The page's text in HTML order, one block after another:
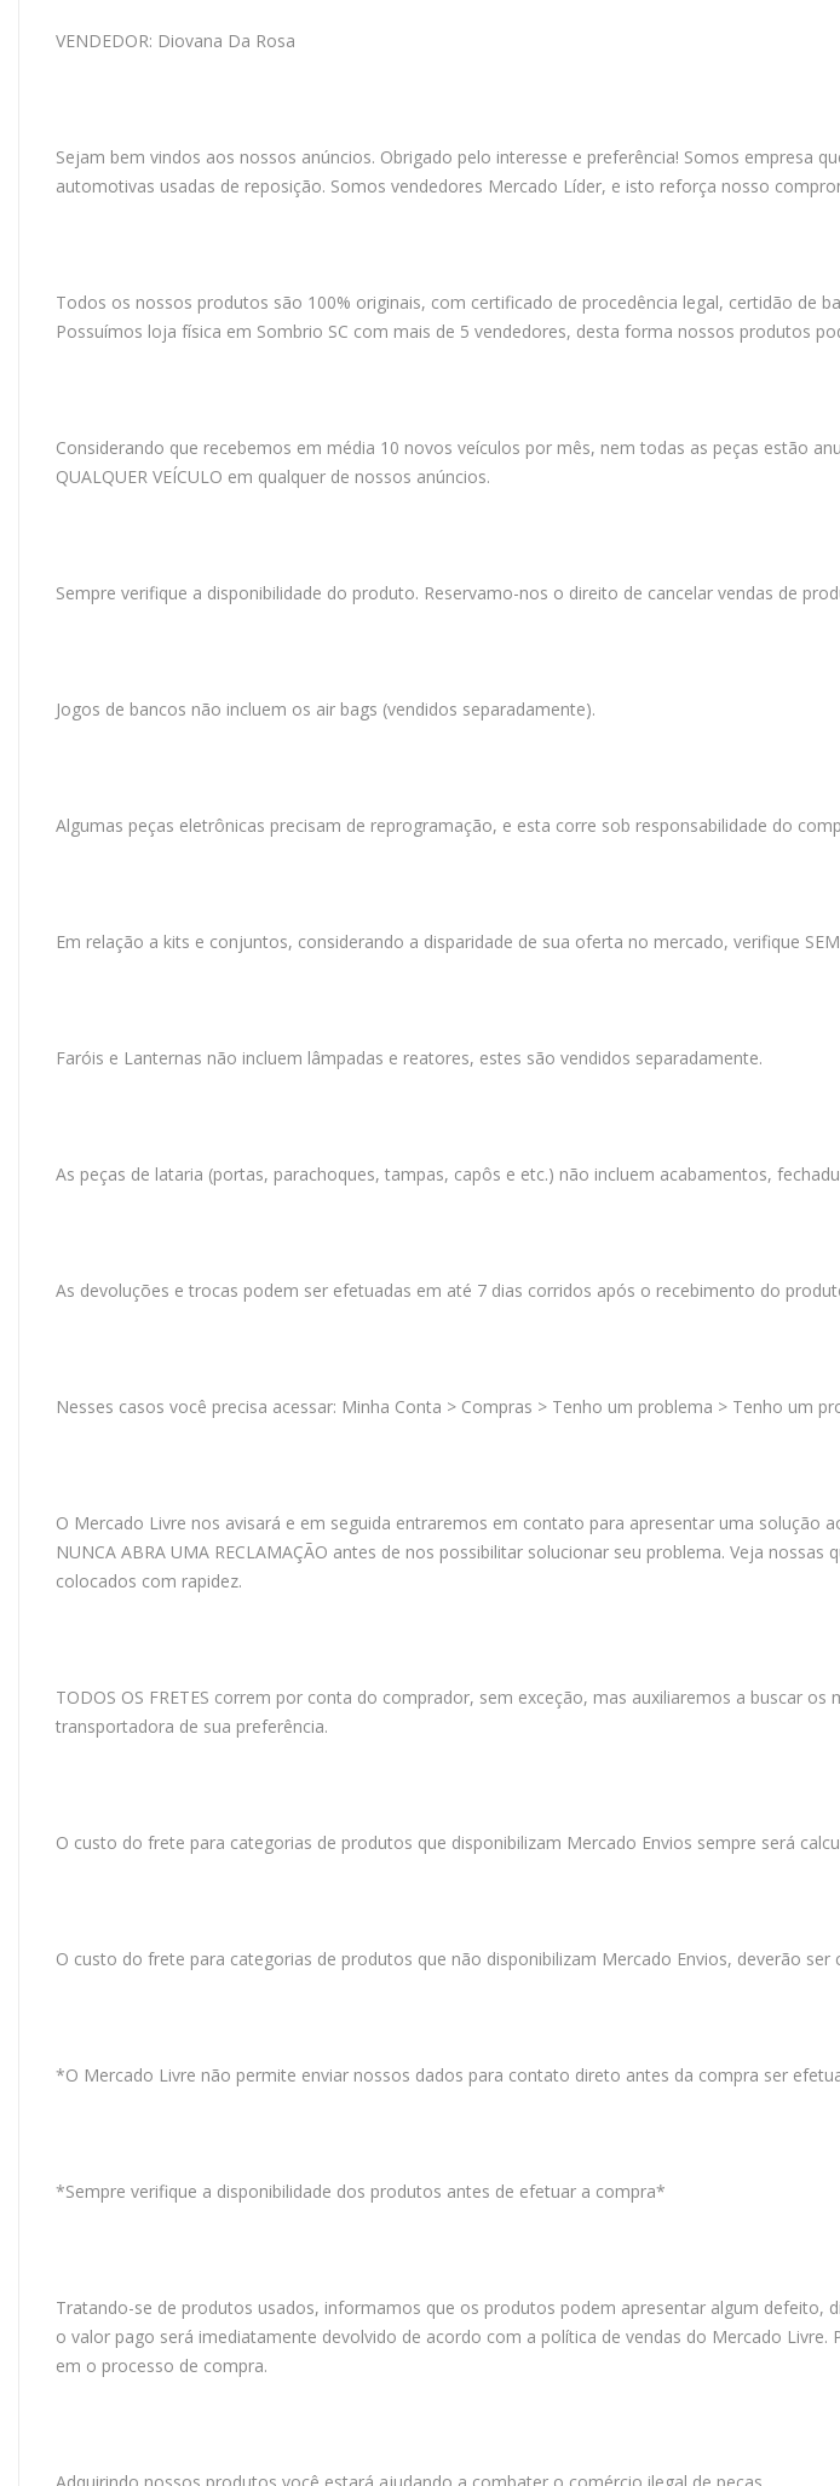
VENDEDOR: Diovana Da Rosa
Sejam bem vindos aos nossos anúncios. Obrigado pelo interesse e preferência! Somos empresa
automotivas usadas de reposição. Somos vendedores Mercado Líder, e isto reforça nosso
Todos os nossos produtos são 100% originais, com certificado de procedência legal, certidão de
Possuímos loja física em Sombrio SC com mais de 5 vendedores, desta forma nossos produtos
Considerando que recebemos em média 10 novos veículos por mês, nem todas as peças estão
QUALQUER VEÍCULO em qualquer de nossos anúncios.
Sempre verifique a disponibilidade do produto. Reservamo-nos o direito de cancelar vendas de
Jogos de bancos não incluem os air bags (vendidos separadamente).
Algumas peças eletrônicas precisam de reprogramação, e esta corre sob responsabilidade do
Em relação a kits e conjuntos, considerando a disparidade de sua oferta no mercado, verifique
Faróis e Lanternas não incluem lâmpadas e reatores, estes são vendidos separadamente.
As peças de lataria (portas, parachoques, tampas, capôs e etc.) não incluem acabamentos,
As devoluções e trocas podem ser efetuadas em até 7 dias corridos após o recebimento do
Nesses casos você precisa acessar: Minha Conta > Compras > Tenho um problema > Tenho um
O Mercado Livre nos avisará e em seguida entraremos em contato para apresentar uma
NUNCA ABRA UMA RECLAMAÇÃO antes de nos possibilitar solucionar seu problema. Veja
colocados com rapidez.
TODOS OS FRETES correm por conta do comprador, sem exceção, mas auxiliaremos a buscar
transportadora de sua preferência.
O custo do frete para categorias de produtos que disponibilizam Mercado Envios sempre será
O custo do frete para categorias de produtos que não disponibilizam Mercado Envios, deverão
*O Mercado Livre não permite enviar nossos dados para contato direto antes da compra ser
*Sempre verifique a disponibilidade dos produtos antes de efetuar a compra*
Tratando-se de produtos usados, informamos que os produtos podem apresentar algum
o valor pago será imediatamente devolvido de acordo com a política de vendas do Mercado
em o processo de compra.